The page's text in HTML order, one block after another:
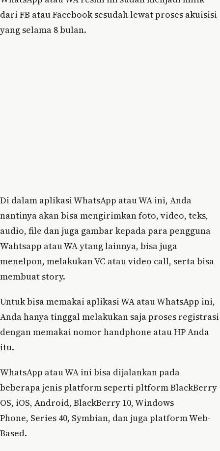
dari FB atau Facebook sesudah lewat proses akuisisi
yang selama 8 bulan.
Di dalam aplikasi WhatsApp atau WA ini, Anda
nantinya akan bisa mengirimkan foto, video, teks,
audio, file dan juga gambar kepada para pengguna
Wahtsapp atau WA ytang lainnya, bisa juga
menelpon, melakukan VC atau video call, serta bisa
membuat story.
Untuk bisa memakai aplikasi WA atau WhatsApp ini,
Anda hanya tinggal melakukan saja proses registrasi
dengan memakai nomor handphone atau HP Anda
itu.
WhatsApp atau WA ini bisa dijalankan pada
beberapa jenis platform seperti pltform BlackBerry
OS, iOS, Android, BlackBerry 10, Windows
Phone, Series 40, Symbian, dan juga platform Web-
Based.